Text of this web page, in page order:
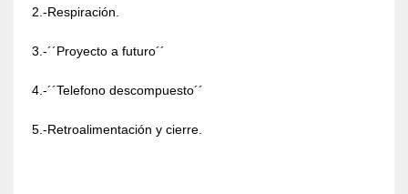
2.-Respiración.
3.-´´Proyecto a futuro´´
4.-´´Telefono descompuesto´´
5.-Retroalimentación y cierre.